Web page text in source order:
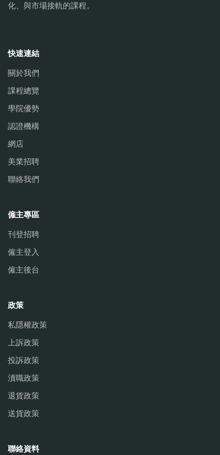
化、與市場接軌的課程。
快速連結
關於我們
課程總覽
學院優勢
認證機構
網店
美業招聘
聯絡我們
僱主專區
刊登招聘
僱主登入
僱主後台
政策
私隱權政策
上訴政策
投訴政策
瀆職政策
退貨政策
送貨政策
聯絡資料